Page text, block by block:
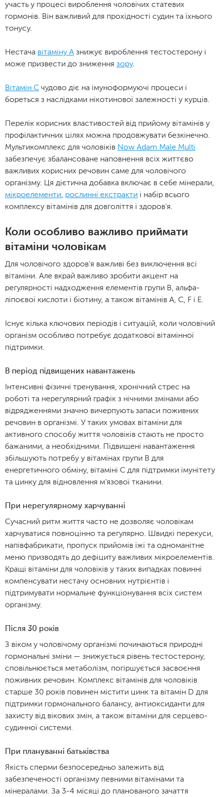
участь у процесі вироблення чоловічих статевих
гормонів. Він важливий для прохідності судин та їхнього
тонусу.
Нестача вітаміну А знижує вироблення тестостерону і
може призвести до зниження зору.
Вітамін С чудово діє на імуноформуючі процеси і
бореться з наслідками нікотинової залежності у курців.
Перелік корисних властивостей від прийому вітамінів у
профілактичних цілях можна продовжувати безкінечно.
Мультикомплекс для чоловіків Now Adam Male Multi
забезпечує збалансоване наповнення всіх життєво
важливих корисних речовин саме для чоловічого
організму. Ця дієтична добавка включає в себе мінерали,
мікроелементи, рослинні екстракти і набір всього
комплексу вітамінів для довголіття і здоров'я.
Коли особливо важливо приймати
вітаміни чоловікам
Для чоловічого здоров'я важливі без виключення всі
вітаміни. Але вкрай важливо зробити акцент на
регулярності надходження елементів групи В, альфа-
ліпоєвої кислоти і біотину, а також вітамінів А, С, F і Е.
Існує кілька ключових періодів і ситуацій, коли чоловічий
організм особливо потребує додаткової вітамінної
підтримки.
В період підвищених навантажень
Інтенсивні фізичні тренування, хронічний стрес на
роботі та нерегулярний графік з нічними змінами або
відрядженнями значно вичерпують запаси поживних
речовин в організмі. У таких умовах вітаміни для
активного способу життя чоловіків стають не просто
бажаними, а необхідними. Підвищені навантаження
збільшують потребу у вітамінах групи В для
енергетичного обміну, вітаміні С для підтримки імунітету
та цинку для відновлення м'язової тканини.
При нерегулярному харчуванні
Сучасний ритм життя часто не дозволяє чоловікам
харчуватися повноцінно та регулярно. Швидкі перекуси,
напівфабрикати, пропуск прийомів їжі та одноманітне
меню призводять до дефіциту важливих мікроелементів.
Кращі вітаміни для чоловіків у таких випадках повинні
компенсувати нестачу основних нутрієнтів і
підтримувати нормальне функціонування всіх систем
організму.
Після 30 років
З віком у чоловічому організмі починаються природні
гормональні зміни — знижується рівень тестостерону,
сповільнюється метаболізм, погіршується засвоєння
поживних речовин. Комплекс вітамінів для чоловіків
старше 30 років повинен містити цинк та вітамін D для
підтримки гормонального балансу, антиоксиданти для
захисту від вікових змін, а також вітаміни для серцево-
судинної системи.
При плануванні батьківства
Якість сперми безпосередньо залежить від
забезпеченості організму певними вітамінами та
мінералами. За 3-4 місяці до планованого зачаття